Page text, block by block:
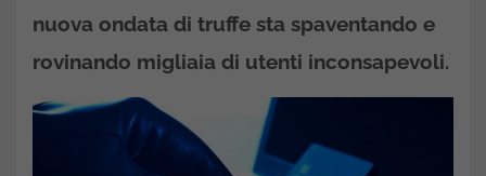
nuova ondata di truffe sta spaventando e
rovinando migliaia di utenti inconsapevoli.